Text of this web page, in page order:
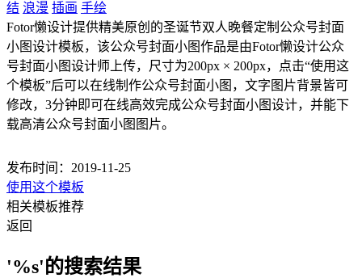
结 浪漫 插画 手绘
Fotor懒设计提供精美原创的圣诞节双人晚餐定制公众号封面
小图设计模板，该公众号封面小图作品是由Fotor懒设计公众
号封面小图设计师上传，尺寸为200px × 200px，点击“使用这
个模板”后可以在线制作公众号封面小图，文字图片背景皆可
修改，3分钟即可在线高效完成公众号封面小图设计，并能下
载高清公众号封面小图图片。
发布时间：2019-11-25
使用这个模板
相关模板推荐
返回
'%s'的搜索结果